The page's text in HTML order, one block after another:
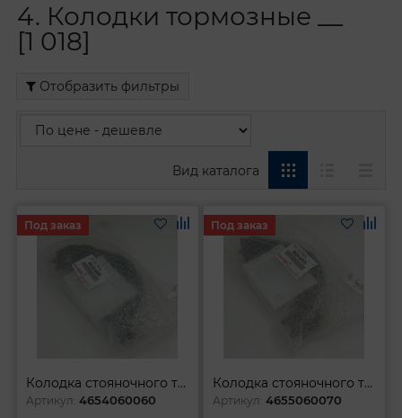
4. Колодки тормозные __
[1 018]
Отобразить фильтры
Вид каталога
Колодка стояночного тормоза
Артикул:4654060060
Под заказ
Колодка стояночного тормоза
Артикул:4655060070
Под заказ